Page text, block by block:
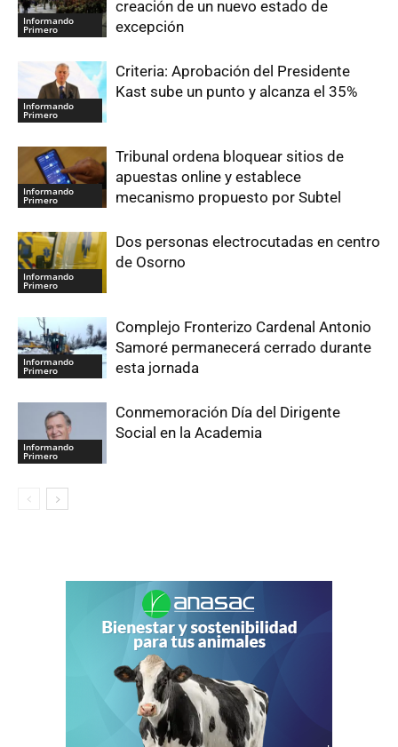
Informando
Primero
creación de un nuevo estado de
excepción
Informando
Primero
Criteria: Aprobación del Presidente
Kast sube un punto y alcanza el 35%
Informando
Primero
Tribunal ordena bloquear sitios de
apuestas online y establece
mecanismo propuesto por Subtel
Informando
Primero
Dos personas electrocutadas en centro
de Osorno
Informando
Primero
Complejo Fronterizo Cardenal Antonio
Samoré permanecerá cerrado durante
esta jornada
Informando
Primero
Conmemoración Día del Dirigente
Social en la Academia